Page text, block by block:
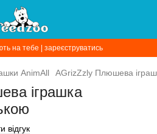
на тебе | зареєструватись
AnimAll AGrizZzly Плюшева
іграшка
відгук